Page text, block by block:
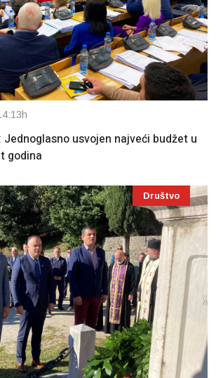
Jednoglasno usvojen najveći budžet u
godina
Društvo